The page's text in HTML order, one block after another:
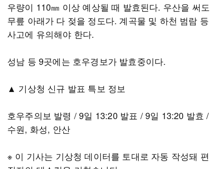
우량이 110㎜ 이상 예상될 때 발효된다. 우산을 써도
무릎 아래가 다 젖을 정도다. 계곡물 및 하천 범람 등
사고에 유의해야 한다.
성남 등 9곳에는 호우경보가 발효중이다.
▲ 기상청 신규 발표 특보 정보
호우주의보 발령 / 9일 13:20 발표 / 9일 13:20 발효 /
수원, 화성, 안산
※ 이 기사는 기상청 데이터를 토대로 자동 작성돼 편